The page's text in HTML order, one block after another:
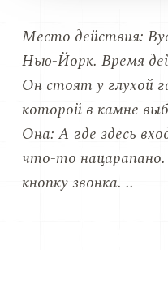
Место действия:
Нью-Йорк. Время
Он стоят у глухой
которой в камне
Она: А где здесь
что-то
кнопку звонка. ..